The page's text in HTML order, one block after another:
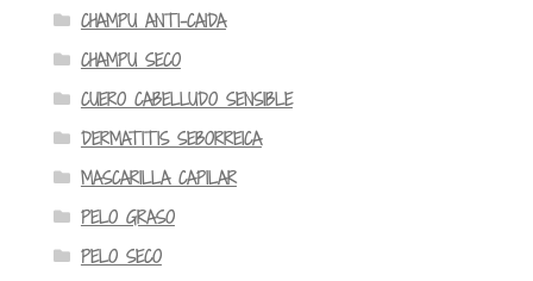
CHAMPU ANTI-CAIDA
CHAMPU SECO
CUERO CABELLUDO SENSIBLE
DERMATITIS SEBORREICA
MASCARILLA CAPILAR
PELO GRASO
PELO SECO